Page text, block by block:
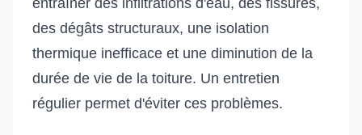
entraîner des infiltrations d'eau, des fissures,
des dégâts structuraux, une isolation
thermique inefficace et une diminution de la
durée de vie de la toiture. Un entretien
régulier permet d'éviter ces problèmes.